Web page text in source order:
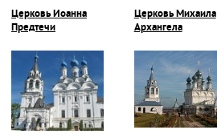
Церковь Иоанна
Предтечи
Церковь Михаила
Архангела